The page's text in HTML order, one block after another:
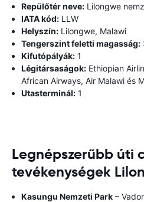
Repülőtér neve: Lilongwe
IATA kód: LLW
Helyszín: Lilongwe, Malawi
Tengerszint feletti magasság:
Kifutópályák: 1
Légitársaságok: Ethiopian
African Airways, Air Malawi és
Utasterminál: 1
Legnépszerűbb úti
tevékenységek
Kasungu Nemzeti Park –